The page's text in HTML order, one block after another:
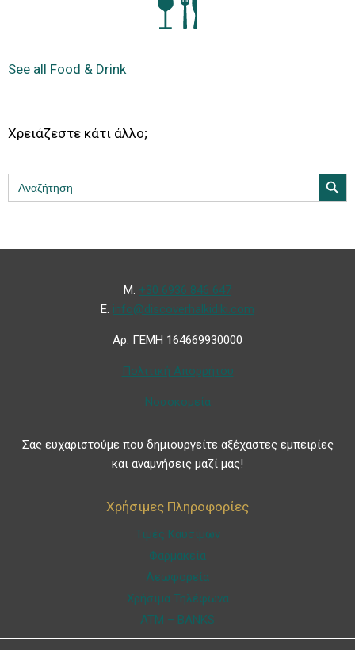
See all Food & Drink
Χρειάζεστε κάτι άλλο;
Search
for:
Search
Μ. +30 6936 846 647
Ε. info@discoverhalkidiki.com
Αρ. ΓΕΜΗ 164669930000
Πολιτική Απορρήτου
Νοσοκομεία
Σας ευχαριστούμε που δημιουργείτε αξέχαστες εμπειρίες
και αναμνήσεις μαζί μας!
Χρήσιμες Πληροφορίες
Τιμές Καυσίμων
Φαρμακεία
Λεωφορεία
Χρήσιμα Τηλέφωνα
ATM – BANKS